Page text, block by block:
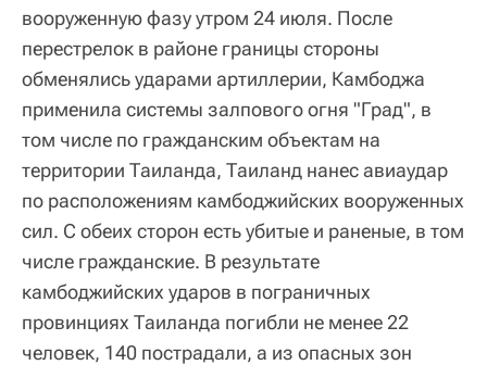
вооруженную фазу утром 24 июля. После
перестрелок в районе границы стороны
обменялись ударами артиллерии, Камбоджа
применила системы залпового огня "Град", в
том числе по гражданским объектам на
территории Таиланда, Таиланд нанес авиаудар
по расположениям камбоджийских вооруженных
сил. С обеих сторон есть убитые и раненые, в том
числе гражданские. В результате
камбоджийских ударов в пограничных
провинциях Таиланда погибли не менее 22
человек, 140 пострадали, а из опасных зон